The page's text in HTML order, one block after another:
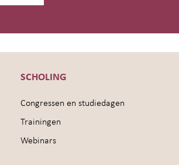
SCHOLING
Congressen en studiedagen
Trainingen
Webinars